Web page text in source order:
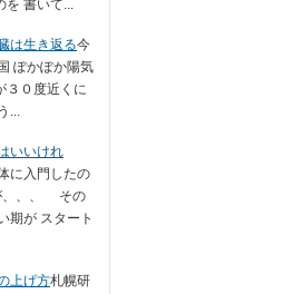
書いて...
は生き返る今
ぽかぽか陽気
０度近くに
...
いいけれ
に入門したの
、、、 その
期が スタート
上げ方札幌研